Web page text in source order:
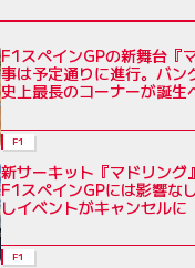
F1スペインGPの新舞台『
事は予定通りに進行。バン
史上最長のコーナーが誕生
F1
新サーキット『マドリング
F1スペインGPには影響な
しイベントがキャンセルに
F1